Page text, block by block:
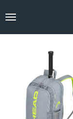
direct
hoofdinhoud